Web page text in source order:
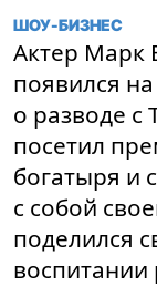
ШОУ-БИЗНЕС
Актер Марк
появился
о разводе с
посетил
богатыря и
с собой
поделился
воспитании